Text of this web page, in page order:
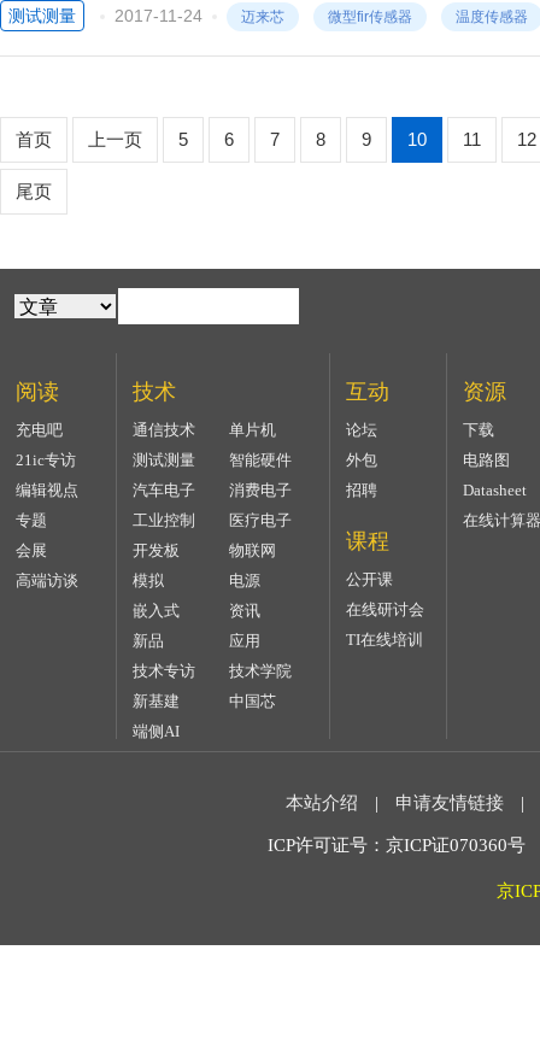
测试测量 2017-11-24 迈来芯 微型fir传感器 温度传感器
首页 上一页 5 6 7 8 9 10 11 12
尾页
阅读
充电吧
21ic专访
编辑视点
专题
会展
高端访谈
技术
通信技术
单片机
测试测量
智能硬件
汽车电子
消费电子
工业控制
医疗电子
开发板
物联网
模拟
电源
嵌入式
资讯
新品
应用
技术专访
技术学院
新基建
中国芯
端侧AI
互动
论坛
外包
招聘
课程
公开课
在线研讨会
TI在线培训
资源
下载
电路图
Datasheet
在线计算器
本站介绍 | 申请友情链接 |
ICP许可证号：京ICP证070360
京